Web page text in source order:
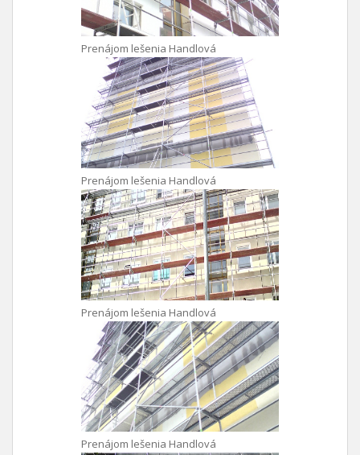
Prenájom lešenia Handlová
Prenájom lešenia Handlová
Prenájom lešenia Handlová
Prenájom lešenia Handlová